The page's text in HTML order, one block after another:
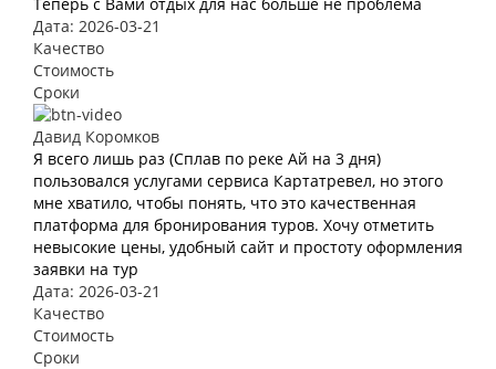
Дата: 2026-03-21
Качество
Стоимость
Сроки
Давид Коромков
Я всего лишь раз (Сплав по реке Ай на 3 дня)
пользовался услугами сервиса Картатревел, но этого
мне хватило, чтобы понять, что это качественная
платформа для бронирования туров. Хочу отметить
невысокие цены, удобный сайт и простоту оформления
заявки на тур
Дата: 2026-03-21
Качество
Стоимость
Сроки